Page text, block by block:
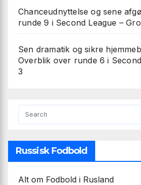
Chanceudnyttelse og sene
runde 9 i Second League –
Sen dramatik og sikre
Overblik over runde 6 i
3
Russisk Fodbold
Alt om Fodbold i Rusland